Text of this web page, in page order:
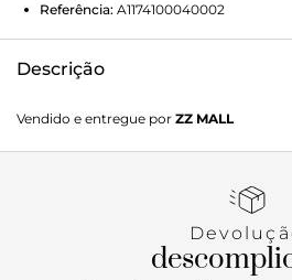
Referência: A1174100040002
Descrição
Vendido e entregue por ZZ MALL